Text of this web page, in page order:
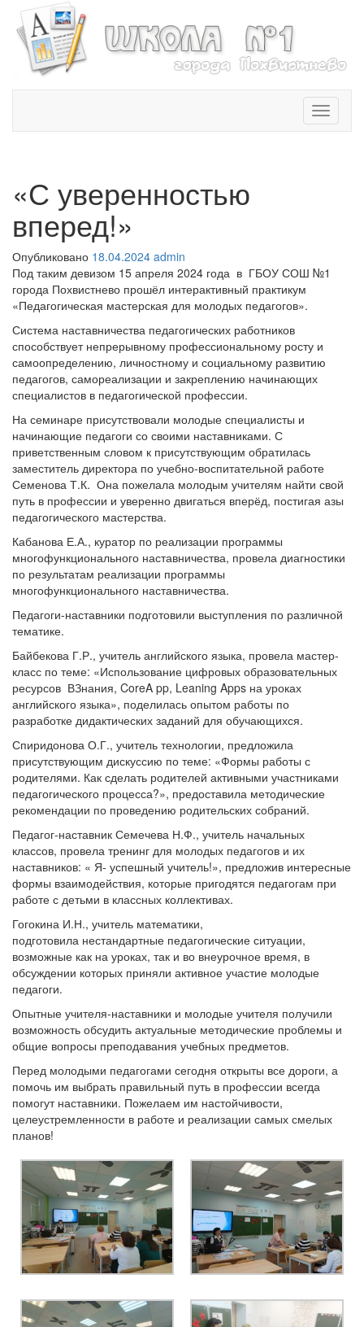
T
o
g
«С уверенностью
вперед!»
Опубликовано 18.04.2024 admin
Под таким девизом 15 апреля 2024 года в ГБОУ СОШ №1
города Похвистнево прошёл интерактивный практикум
«Педагогическая мастерская для молодых педагогов».
Система наставничества педагогических работников
способствует непрерывному профессиональному росту и
самоопределению, личностному и социальному развитию
педагогов, самореализации и закреплению начинающих
специалистов в педагогической профессии.
На семинаре присутствовали молодые специалисты и
начинающие педагоги со своими наставниками. С
приветственным словом к присутствующим обратилась
заместитель директора по учебно-воспитательной работе
Семенова Т.К. Она пожелала молодым учителям найти свой
путь в профессии и уверенно двигаться вперёд, постигая азы
педагогического мастерства.
Кабанова Е.А., куратор по реализации программы
многофункционального наставничества, провела диагностики
по результатам реализации программы
многофункционального наставничества.
Педагоги-наставники подготовили выступления по различной
тематике.
Байбекова Г.Р., учитель английского языка, провела мастер-
класс по теме: «Использование цифровых образовательных
ресурсов ВЗнания, CoreA pp, Leaning Apps на уроках
английского языка», поделилась опытом работы по
разработке дидактических заданий для обучающихся.
Спиридонова О.Г., учитель технологии, предложила
присутствующим дискуссию по теме: «Формы работы с
родителями. Как сделать родителей активными участниками
педагогического процесса?», предоставила методические
рекомендации по проведению родительских собраний.
Педагог-наставник Семечева Н.Ф., учитель начальных
классов, провела тренинг для молодых педагогов и их
наставников: « Я- успешный учитель!», предложив интересные
формы взаимодействия, которые пригодятся педагогам при
работе с детьми в классных коллективах.
Гогокина И.Н., учитель математики,
подготовила нестандартные педагогические ситуации,
возможные как на уроках, так и во внеурочное время, в
обсуждении которых приняли активное участие молодые
педагоги.
Опытные учителя-наставники и молодые учителя получили
возможность обсудить актуальные методические проблемы и
общие вопросы преподавания учебных предметов.
Перед молодыми педагогами сегодня открыты все дороги, а
помочь им выбрать правильный путь в профессии всегда
помогут наставники. Пожелаем им настойчивости,
целеустремленности в работе и реализации самых смелых
планов!